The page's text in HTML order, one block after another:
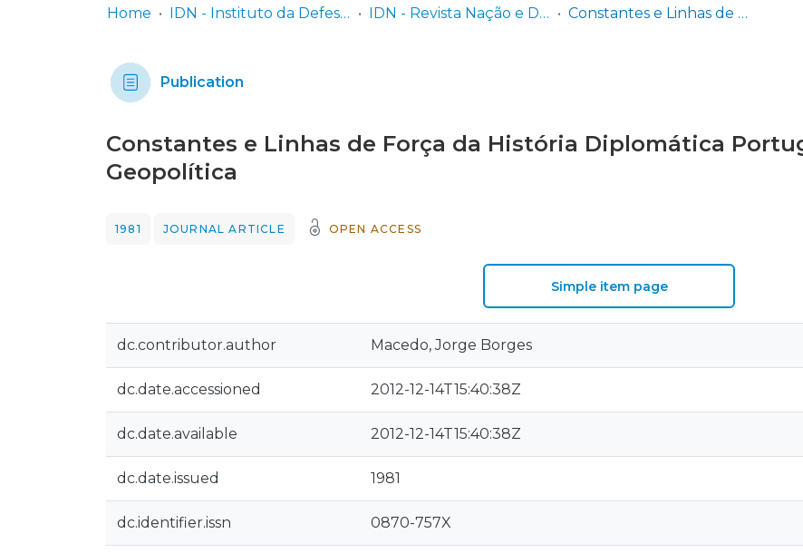
Home IDN - Instituto da Defesa Nacional IDN - Revista Nação e Defesa Constantes e Linhas de Força da História Diplomática Portuguesa - Estudo da Geopolítica
Publication
Constantes e Linhas de Força da História Diplomática
Geopolítica
1981 JOURNAL ARTICLE OPEN ACCESS
Simple item page
dc.contributor.author Macedo, Jorge Borges
dc.date.accessioned 2012-12-14T15:40:38Z
dc.date.available 2012-12-14T15:40:38Z
dc.date.issued 1981
dc.identifier.issn 0870-757X